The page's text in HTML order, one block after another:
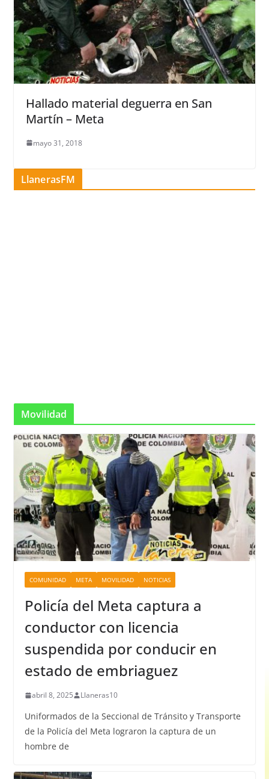
Hallado material deguerra en San
Martín – Meta
mayo 31, 2018
LlanerasFM
Movilidad
COMUNIDAD META MOVILIDAD NOTICIAS
Policía del Meta captura a
conductor con licencia
suspendida por conducir en
estado de embriaguez
abril 8, 2025 Llaneras10
Uniformados de la Seccional de Tránsito y Transporte
de la Policía del Meta lograron la captura de un
hombre de